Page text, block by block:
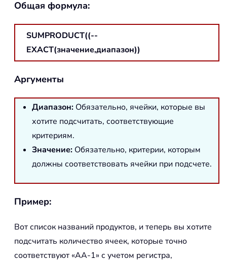
Общая формула:
SUMPRODUCT((--
EXACT(значение,диапазон))
Аргументы
Диапазон: Обязательно, ячейки, которые вы
хотите подсчитать, соответствующие
критериям.
Значение: Обязательно, критерии, которым
должны соответствовать ячейки при подсчете.
Пример:
Вот список названий продуктов, и теперь вы хотите
подсчитать количество ячеек, которые точно
соответствуют «AA-1» с учетом регистра,